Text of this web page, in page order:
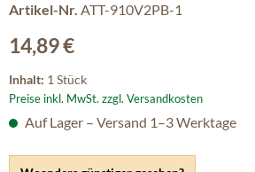
Artikel-Nr. ATT-910V2PB-1
Regulärer Preis:
14,89 €
Inhalt: 1 Stück
Preise inkl. MwSt. zzgl. Versandkosten
Auf Lager – Versand 1–3 Werktage